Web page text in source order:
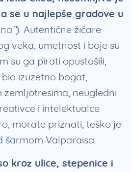
se u najlepše gradove u
Autentične žičare
veka, umetnost i boje su
su ga pirati opustošili,
izuzetno bogat,
neugledni
i intelektualce
morate priznati, teško je
šarmom Valparaisa.
kroz ulice, stepenice i